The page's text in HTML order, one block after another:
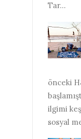
Tar...
önceki
ilgimi
sosyal